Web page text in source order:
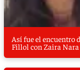
Así fue el encuentro
Fillol con Zaira Nara